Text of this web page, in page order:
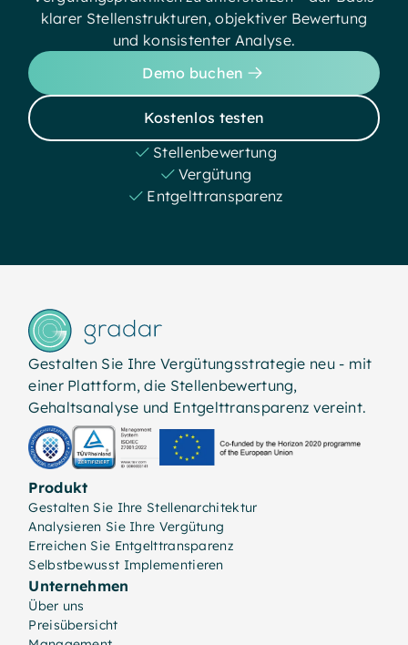
klarer Stellenstrukturen, objektiver Bewertung
und konsistenter Analyse.
Demo buchen
Kostenlos testen
Stellenbewertung
Vergütung
Entgelttransparenz
Gestalten Sie Ihre Vergütungsstrategie neu - mit
einer Plattform, die Stellenbewertung,
Gehaltsanalyse und Entgelttransparenz vereint.
Produkt
Gestalten Sie Ihre Stellenarchitektur
Analysieren Sie Ihre Vergütung
Erreichen Sie Entgelttransparenz
Selbstbewusst Implementieren
Unternehmen
Über uns
Preisübersicht